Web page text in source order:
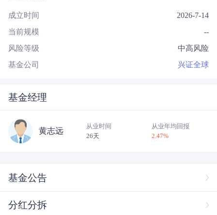
成立时间 2026-7-14
当前规模 --
风险等级 中高风险
基金公司 兴证全球
基金经理
黄志远
从业时间
26天
从业年均回报
2.47%
基金公告
分红分拆